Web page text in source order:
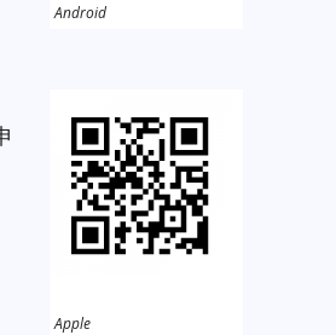
Android
Apple